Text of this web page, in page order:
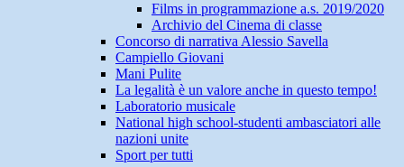
Films in programmazione a.s. 2019/2020
Archivio del Cinema di classe
Concorso di narrativa Alessio Savella
Campiello Giovani
Mani Pulite
La legalità è un valore anche in questo tempo!
Laboratorio musicale
National high school-studenti ambasciatori alle
nazioni unite
Sport per tutti